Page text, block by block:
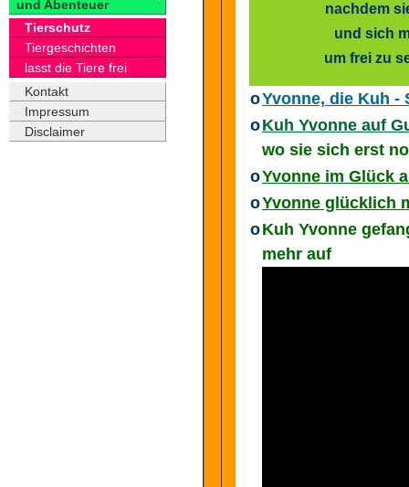
und Abenteuer
Tierschutz
Tiergeschichten
lasst die Tiere frei
Kontakt
Impressum
Disclaimer
nachdem
und sich
um frei zu
oYvonne, die Kuh -
oKuh Yvonne auf
wo sie sich erst
oYvonne im Glück
oYvonne glücklich
oKuh Yvonne
mehr auf